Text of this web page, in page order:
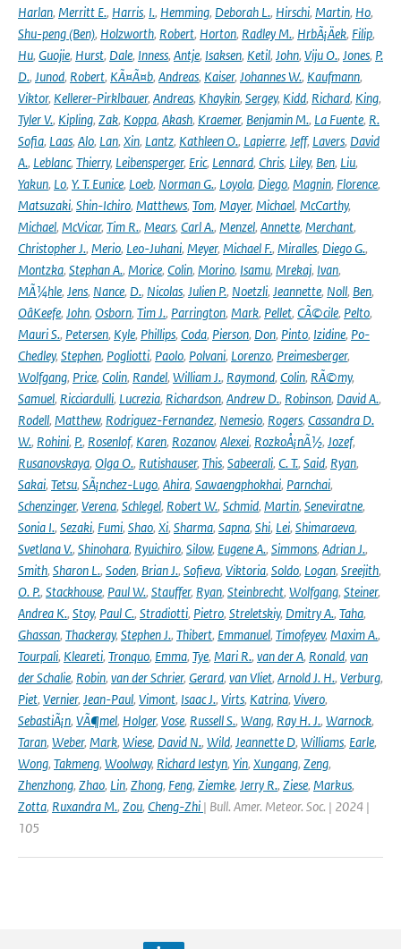
Harlan, Merritt E., Harris, I., Hemming, Deborah L., Hirschi, Martin, Ho,
Shu-peng (Ben), Holzworth, Robert, Horton, Radley M., HrbÃ¡Äek, Filip,
Hu, Guojie, Hurst, Dale, Inness, Antje, Isaksen, Ketil, John, Viju O., Jones, P.
D., Junod, Robert, KÃ¤Ã¤b, Andreas, Kaiser, Johannes W., Kaufmann,
Viktor, Kellerer-Pirklbauer, Andreas, Khaykin, Sergey, Kidd, Richard, King,
Tyler V., Kipling, Zak, Koppa, Akash, Kraemer, Benjamin M., La Fuente, R.
Sofia, Laas, Alo, Lan, Xin, Lantz, Kathleen O., Lapierre, Jeff, Lavers, David
A., Leblanc, Thierry, Leibensperger, Eric, Lennard, Chris, Liley, Ben, Liu,
Yakun, Lo, Y. T. Eunice, Loeb, Norman G., Loyola, Diego, Magnin, Florence,
Matsuzaki, Shin-Ichiro, Matthews, Tom, Mayer, Michael, McCarthy,
Michael, McVicar, Tim R., Mears, Carl A., Menzel, Annette, Merchant,
Christopher J., Merio, Leo-Juhani, Meyer, Michael F., Miralles, Diego G.,
Montzka, Stephan A., Morice, Colin, Morino, Isamu, Mrekaj, Ivan,
MÃ¼hle, Jens, Nance, D., Nicolas, Julien P., Noetzli, Jeannette, Noll, Ben,
OâKeefe, John, Osborn, Tim J., Parrington, Mark, Pellet, CÃ©cile, Pelto,
Mauri S., Petersen, Kyle, Phillips, Coda, Pierson, Don, Pinto, Izidine, Po-
Chedley, Stephen, Pogliotti, Paolo, Polvani, Lorenzo, Preimesberger,
Wolfgang, Price, Colin, Randel, William J., Raymond, Colin, RÃ©my,
Samuel, Ricciardulli, Lucrezia, Richardson, Andrew D., Robinson, David A.,
Rodell, Matthew, Rodriguez-Fernandez, Nemesio, Rogers, Cassandra D.
W., Rohini, P., Rosenlof, Karen, Rozanov, Alexei, RozkoÅ¡nÃ½, Jozef,
Rusanovskaya, Olga O., Rutishauser, This, Sabeerali, C. T., Said, Ryan,
Sakai, Tetsu, SÃ¡nchez-Lugo, Ahira, Sawaengphokhai, Parnchai,
Schenzinger, Verena, Schlegel, Robert W., Schmid, Martin, Seneviratne,
Sonia I., Sezaki, Fumi, Shao, Xi, Sharma, Sapna, Shi, Lei, Shimaraeva,
Svetlana V., Shinohara, Ryuichiro, Silow, Eugene A., Simmons, Adrian J.,
Smith, Sharon L., Soden, Brian J., Sofieva, Viktoria, Soldo, Logan, Sreejith,
O. P., Stackhouse, Paul W., Stauffer, Ryan, Steinbrecht, Wolfgang, Steiner,
Andrea K., Stoy, Paul C., Stradiotti, Pietro, Streletskiy, Dmitry A., Taha,
Ghassan, Thackeray, Stephen J., Thibert, Emmanuel, Timofeyev, Maxim A.,
Tourpali, Kleareti, Tronquo, Emma, Tye, Mari R., van der A, Ronald, van
der Schalie, Robin, van der Schrier, Gerard, van Vliet, Arnold J. H., Verburg,
Piet, Vernier, Jean-Paul, Vimont, Isaac J., Virts, Katrina, Vivero,
SebastiÃ¡n, VÃ¶mel, Holger, Vose, Russell S., Wang, Ray H. J., Warnock,
Taran, Weber, Mark, Wiese, David N., Wild, Jeannette D, Williams, Earle,
Wong, Takmeng, Woolway, Richard Iestyn, Yin, Xungang, Zeng,
Zhenzhong, Zhao, Lin, Zhong, Feng, Ziemke, Jerry R., Ziese, Markus,
Zotta, Ruxandra M., Zou, Cheng-Zhi | Bull. Amer. Meteor. Soc. | 2024 |
105